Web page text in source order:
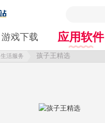
游戏下载 应用软件
生活服务 孩子王精选